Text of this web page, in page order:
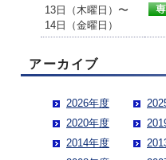
13日（木曜日）〜
14日（金曜日）
アーカイブ
2026年度
2020年度
2014年度